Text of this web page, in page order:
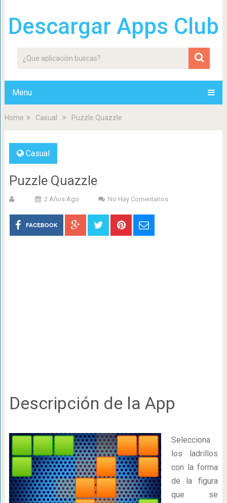
Descargar Apps Club
Menu
Home Casual Puzzle Quazzle
Casual
Puzzle Quazzle
2 Años Ago No Hay Comentarios
FACEBOOK
Descripción de la App
Selecciona
los ladrillos
con la forma
de la figura
que se